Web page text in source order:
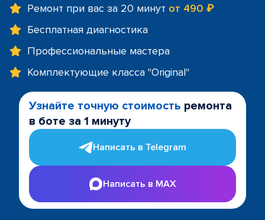
Ремонт при вас за 20 минут от 490 ₽
Бесплатная диагностика
Профессиональные мастера
Комплектующие класса "Original"
Узнайте точную стоимость ремонта
в боте за 1 минуту
Написать в Telegram
Написать в MAX